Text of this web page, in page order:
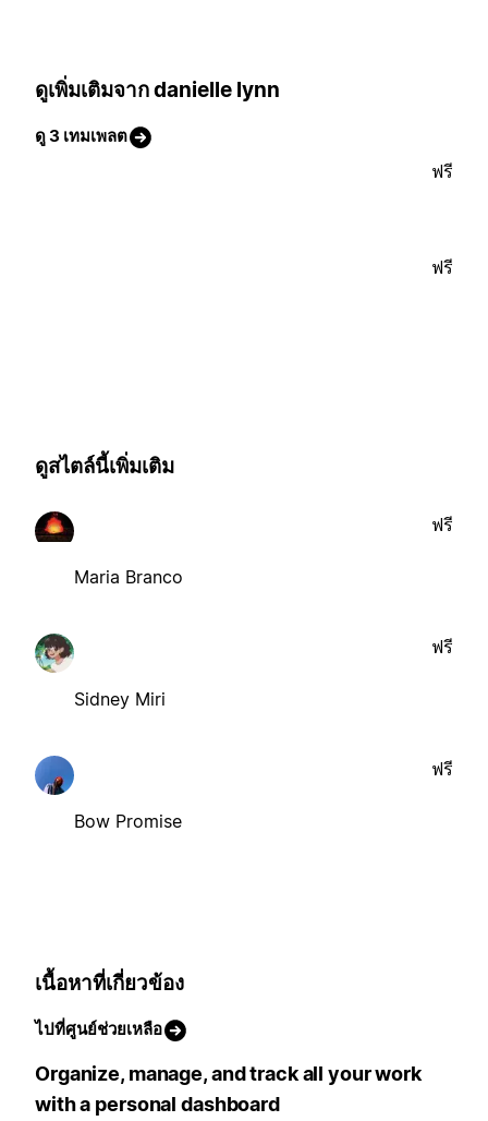
ดูเพิ่มเติมจาก danielle lynn
ดู 3 เทมเพลต
ฟรี
ฟรี
ดูสไตล์นี้เพิ่มเติม
Maria Branco
ฟรี
Sidney Miri
ฟรี
Bow Promise
ฟรี
เนื้อหาที่เกี่ยวข้อง
ไปที่ศูนย์ช่วยเหลือ
Organize, manage, and track all your work
with a personal dashboard